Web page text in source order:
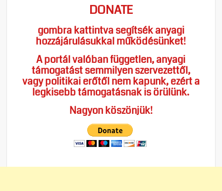
DONATE
gombra kattintva segítsék anyagi
hozzájárulásukkal működésünket!
A portál valóban független, anyagi
támogatást semmilyen szervezettől,
vagy politikai erőtől nem kapunk, ezért a
legkisebb támogatásnak is örülünk.
Nagyon köszönjük!